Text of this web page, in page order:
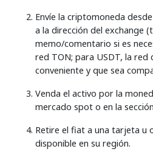
Envíe la criptomoneda
a la dirección del exchange
memo/comentario si es
red TON; para USDT, la red
conveniente y que sea
Venda el activo por la
mercado spot o en la
Retire el fiat a una tarjeta u
disponible en su región.